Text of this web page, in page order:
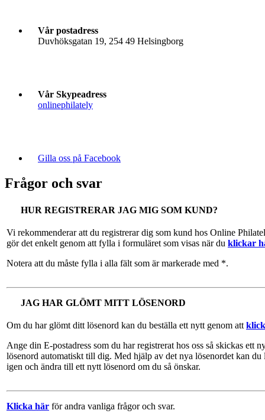
Vår postadress
Duvhöksgatan 19, 254 49 Helsingborg
Vår Skypeadress
onlinephilately
Gilla oss på Facebook
Frågor och svar
HUR REGISTRERAR JAG MIG SOM KUND?
Vi rekommenderar att du registrerar dig som kund hos Online
gör det enkelt genom att fylla i formuläret som visas när du klickar
Notera att du måste fylla i alla fält som är markerade med *.
JAG HAR GLÖMT MITT LÖSENORD
Om du har glömt ditt lösenord kan du beställa ett nytt genom att
Ange din E-postadress som du har registrerat hos oss så skickas ett
lösenord automatiskt till dig. Med hjälp av det nya lösenordet kan du
igen och ändra till ett nytt lösenord om du så önskar.
Klicka här för andra vanliga frågor och svar.